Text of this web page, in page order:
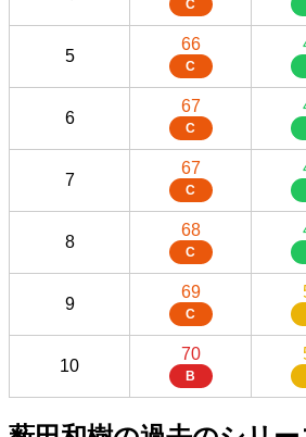
C
5
66
C
6
67
C
7
67
C
8
68
C
9
69
C
10
70
B